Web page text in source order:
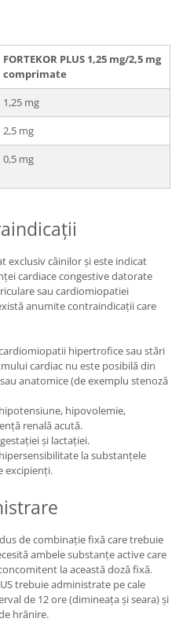
FORTEKOR PLUS 1,25 mg/2,5 mg
comprimate
1,25 mg
2,5 mg
0,5 mg
exclusiv câinilor și este indicat
cardiace congestive datorate
sau cardiomiopatiei
anumite contraindicații care
hipertrofice sau stări
cardiac nu este posibilă din
anatomice (de exemplu stenoză
hipovolemie,
renală acută.
și lactației.
la substanțele
excipienți.
de combinație fixă care trebuie
ambele substanțe active care
la această doză fixă.
trebuie administrate pe cale
de 12 ore (dimineața și seara) și
hrănire.